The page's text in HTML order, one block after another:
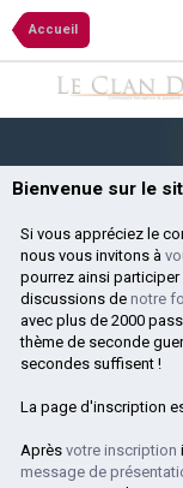
Accueil
Bienvenue sur le
Si vous appréciez le
nous vous invitons à
pourrez ainsi
discussions de notre
avec plus de 2000
thème de seconde
secondes suffisent !
La page d'inscription
Après votre inscription
message de